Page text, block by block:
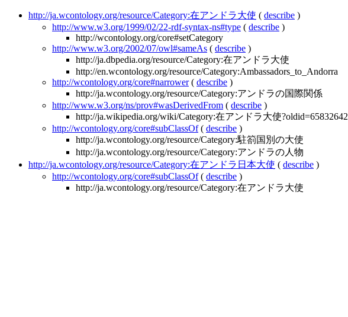
http://ja.wcontology.org/resource/Category:在アンドラ大使 ( describe )
http://www.w3.org/1999/02/22-rdf-syntax-ns#type ( describe )
http://wcontology.org/core#setCategory
http://www.w3.org/2002/07/owl#sameAs ( describe )
http://ja.dbpedia.org/resource/Category:在アンドラ大使
http://en.wcontology.org/resource/Category:Ambassadors_to_Andorra
http://wcontology.org/core#narrower( describe )
http://ja.wcontology.org/resource/Category:アンドラの国際関係
http://www.w3.org/ns/prov#wasDerivedFrom ( describe )
http://ja.wikipedia.org/wiki/Category:在アンドラ大使?oldid=65832642
http://wcontology.org/core#subClassOf( describe )
http://ja.wcontology.org/resource/Category:駐箚国別の大使
http://ja.wcontology.org/resource/Category:アンドラの人物
http://ja.wcontology.org/resource/Category:在アンドラ日本大使 ( describe )
http://wcontology.org/core#subClassOf( describe )
http://ja.wcontology.org/resource/Category:在アンドラ大使